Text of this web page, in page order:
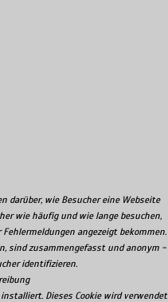
darüber, wie Besucher eine Webseite
wie häufig und wie lange besuchen,
angezeigt bekommen.
sind zusammengefasst und anonym -
identifizieren.
Dieses Cookie wird verwendet